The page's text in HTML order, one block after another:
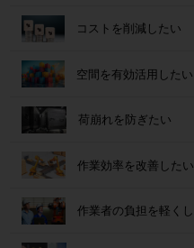
コストを削減したい
空間を有効活用したい
荷崩れを防ぎたい
作業効率を改善したい
作業者の負担を軽く